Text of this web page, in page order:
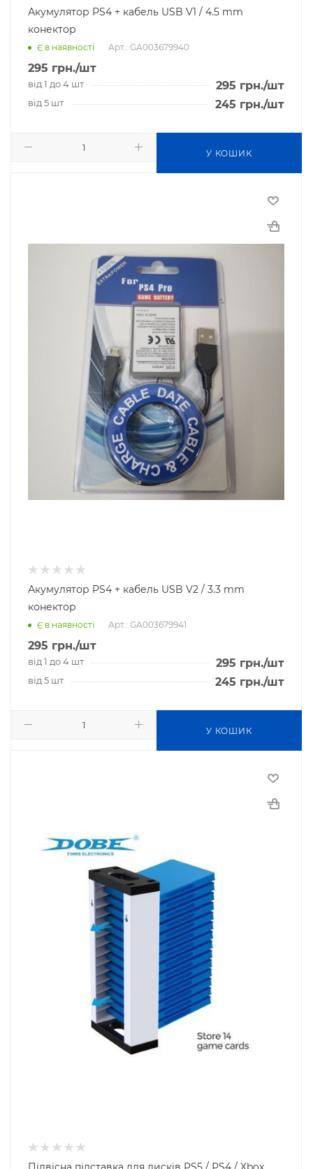
Акумулятор PS4 + кабель USB V1 / 4.5 mm
конектор
Є в наявності Арт.: GA003679940
295 грн./шт
від 1 до 4 шт 295 грн./шт
від 5 шт 245 грн./шт
У КОШИК
Акумулятор PS4 + кабель USB V2 / 3.3 mm
конектор
Є в наявності Арт.: GA003679941
295 грн./шт
від 1 до 4 шт 295 грн./шт
від 5 шт 245 грн./шт
У КОШИК